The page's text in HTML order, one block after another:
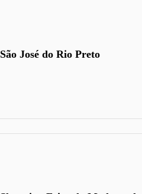
São José do Rio Preto